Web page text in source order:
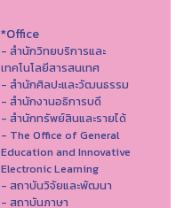
*Office
- สำนักวิทยบริการและ
เทคโนโลยีสารสนเทศ
- สํานักศิลปะและวัฒนธรรม
- สำนักงานอธิการบดี
- สำนักทรัพย์สินและรายได้
- The Office of General
Education and Innovative
Electronic Learning
- สถาบันวิจัยและพัฒนา
- สถาบันภาษา